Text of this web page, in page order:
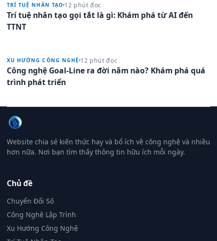
TRÍ TUỆ NHÂN TẠO 12 phút đọc
Trí tuệ nhân tạo gọi tắt là gì: Khám phá từ AI đến
TTNT
XU HƯỚNG CÔNG NGHỆ 12 phút đọc
Công nghệ Goal-Line ra đời năm nào? Khám phá quá
trình phát triển
Website chia sẻ kiến thức hay và bổ ích về công nghệ và nhiều
hơn nữa. Nơi bạn tìm thấy thông tin hữu ích mỗi ngày.
Chủ đề
Chuyển Đổi Số
Công Nghệ Lập Trình
Xu Hướng Công Nghệ